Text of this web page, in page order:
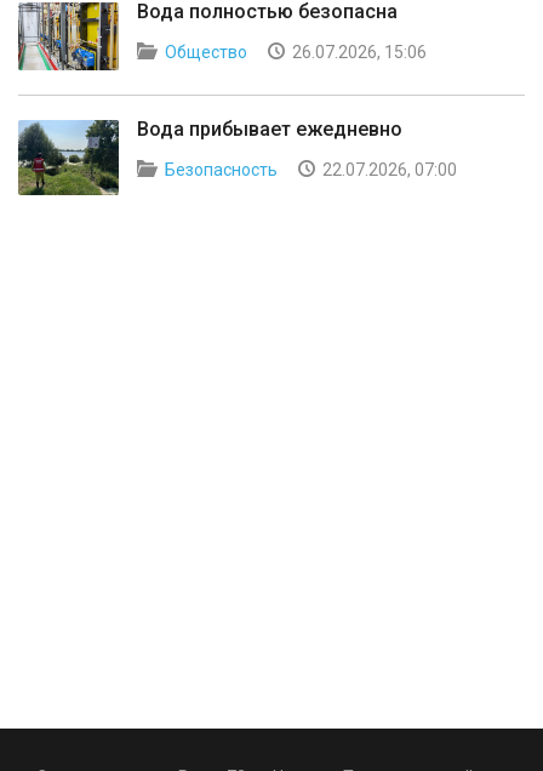
Вода полностью безопасна
Общество 26.07.2026, 15:06
Вода прибывает ежедневно
Безопасность 22.07.2026, 07:00